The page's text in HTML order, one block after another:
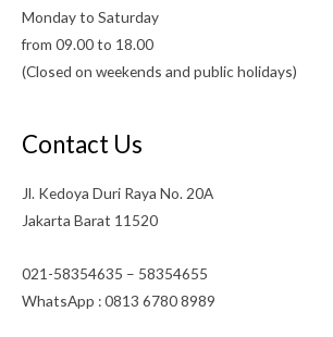
Monday to Saturday
from 09.00 to 18.00
(Closed on weekends and public holidays)
Contact Us
Jl. Kedoya Duri Raya No. 20A
Jakarta Barat 11520
021-58354635 – 58354655
WhatsApp : 0813 6780 8989